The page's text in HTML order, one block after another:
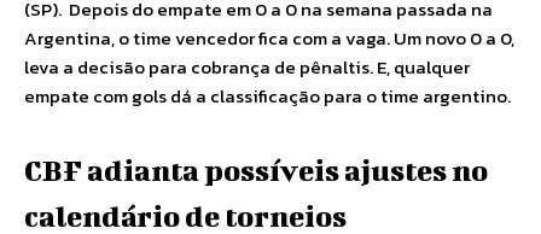
(SP). Depois do empate em 0 a 0 na semana passada na
Argentina, o time vencedor fica com a vaga. Um novo 0 a 0,
leva a decisão para cobrança de pênaltis. E, qualquer
empate com gols dá a classificação para o time argentino.
CBF adianta possíveis ajustes no
calendário de torneios